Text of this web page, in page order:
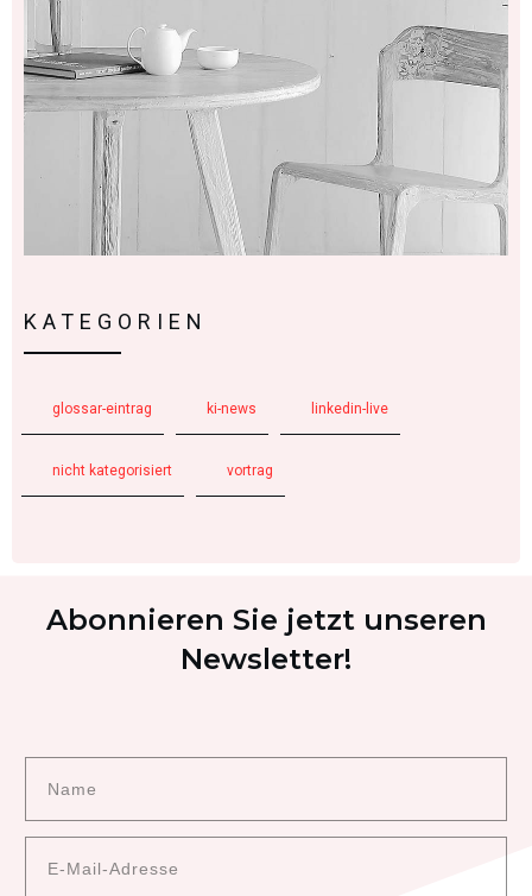
KATEGORIEN
glossar-eintrag ki-news linkedin-live
nicht kategorisiert vortrag
Abonnieren Sie jetzt unseren
Newsletter!